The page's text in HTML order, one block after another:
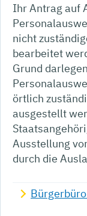
Ihr Antrag auf
nicht
bearbeitet
Grund
örtlich
ausgestellt
Ausstellung
durch die